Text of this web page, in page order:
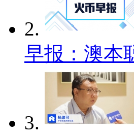
2.
早报：澳本
3.